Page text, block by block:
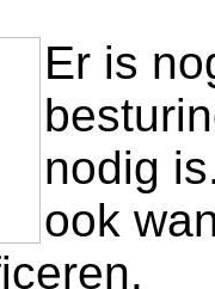
Er is
nodig
ook